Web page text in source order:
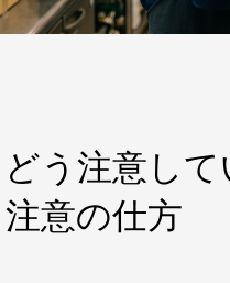
う注意し
意の仕方